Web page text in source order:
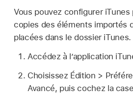
Vous pouvez configurer iTunes
copies des éléments importés
placées dans le dossier iTunes.
Accédez à l’application
Choisissez Édition >
Avancé, puis cochez la